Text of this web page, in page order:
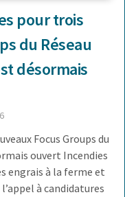
pour trois
du Réseau
désormais
Focus Groups du
ouvert Incendies
engrais à la ferme et
à candidatures